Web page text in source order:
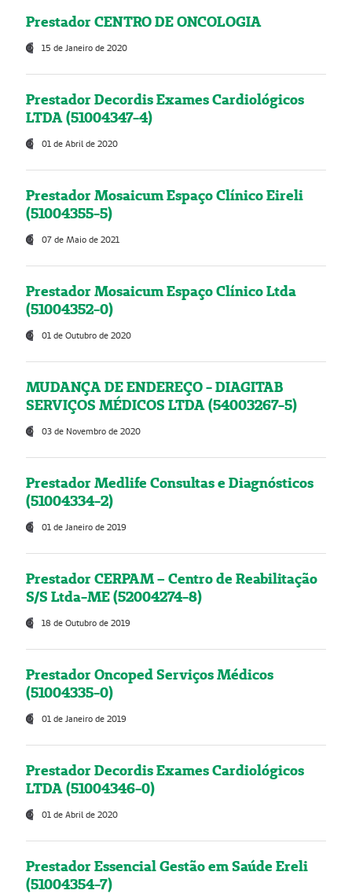
Prestador CENTRO DE ONCOLOGIA
15 de Janeiro de 2020
Prestador Decordis Exames Cardiológicos
LTDA (51004347-4)
01 de Abril de 2020
Prestador Mosaicum Espaço Clínico Eireli
(51004355-5)
07 de Maio de 2021
Prestador Mosaicum Espaço Clínico Ltda
(51004352-0)
01 de Outubro de 2020
MUDANÇA DE ENDEREÇO - DIAGITAB
SERVIÇOS MÉDICOS LTDA (54003267-5)
03 de Novembro de 2020
Prestador Medlife Consultas e Diagnósticos
(51004334-2)
01 de Janeiro de 2019
Prestador CERPAM – Centro de Reabilitação
S/S Ltda-ME (52004274-8)
18 de Outubro de 2019
Prestador Oncoped Serviços Médicos
(51004335-0)
01 de Janeiro de 2019
Prestador Decordis Exames Cardiológicos
LTDA (51004346-0)
01 de Abril de 2020
Prestador Essencial Gestão em Saúde Ereli
(51004354-7)